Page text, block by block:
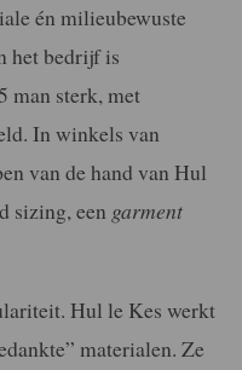
én milieubewuste
het bedrijf is
man sterk, met
In winkels van
van de hand van Hul
sizing, een garment
Hul le Kes werkt
materialen. Ze